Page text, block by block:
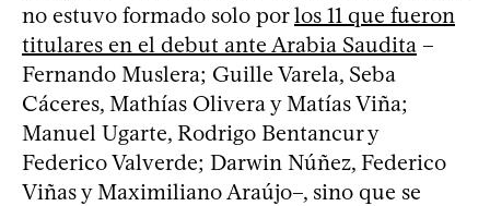
no estuvo formado solo porlos 11 que fueron
titulares en el debut ante Arabia Saudita –
Fernando Muslera; Guille Varela, Seba
Cáceres, Mathías Olivera y Matías Viña;
Manuel Ugarte, Rodrigo Bentancur y
Federico Valverde; Darwin Núñez, Federico
Viñas y Maximiliano Araújo–, sino que se